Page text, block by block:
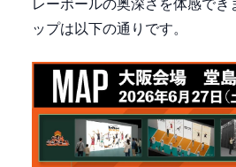
レーボールの奥深さを体感でき
ップは以下の通りです。